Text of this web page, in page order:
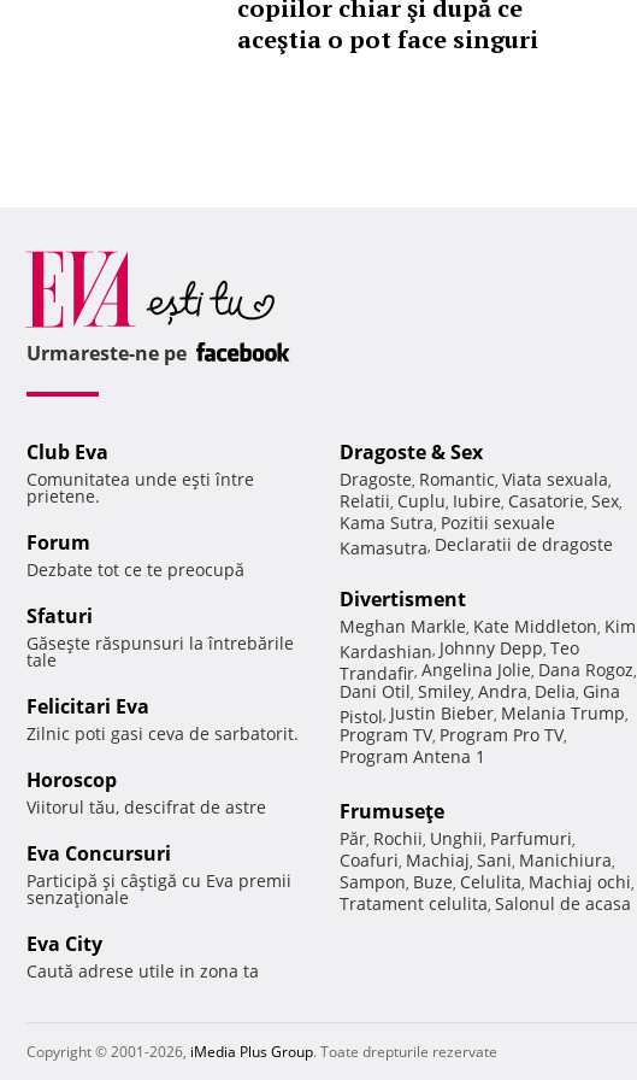
copiilor chiar şi după ce
aceştia o pot face singuri
Urmareste-ne pe
Club Eva
Comunitatea unde eşti între
prietene.
Forum
Dezbate tot ce te preocupă
Sfaturi
Găseşte răspunsuri la întrebările
tale
Felicitari Eva
Zilnic poti gasi ceva de sarbatorit.
Horoscop
Viitorul tău, descifrat de astre
Eva Concursuri
Participă şi câştigă cu Eva premii
senzaţionale
Eva City
Caută adrese utile in zona ta
Dragoste & Sex
Dragoste, Romantic, Viata sexuala,
Relatii, Cuplu, Iubire, Casatorie, Sex,
Kama Sutra, Pozitii sexuale
Kamasutra, Declaratii de dragoste
Divertisment
Meghan Markle, Kate Middleton, Kim
Kardashian, Johnny Depp, Teo
Trandafir, Angelina Jolie, Dana Rogoz,
Dani Otil, Smiley, Andra, Delia, Gina
Pistol, Justin Bieber, Melania Trump,
Program TV, Program Pro TV,
Program Antena 1
Frumuseţe
Păr, Rochii, Unghii, Parfumuri,
Coafuri, Machiaj, Sani, Manichiura,
Sampon, Buze, Celulita, Machiaj ochi,
Tratament celulita, Salonul de acasa
Copyright © 2001-2026, iMedia Plus Group. Toate drepturile rezervate